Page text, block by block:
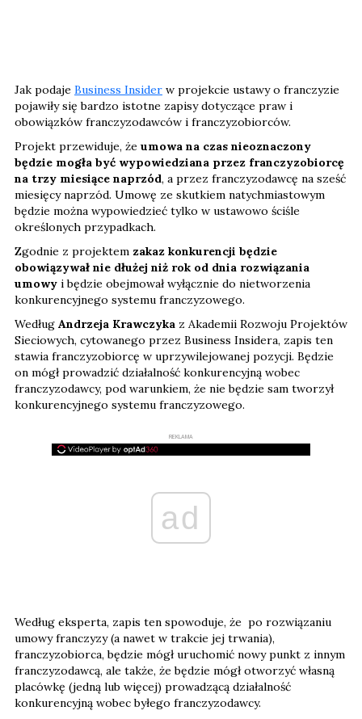
Jak podaje Business Insider w projekcie ustawy o franczyzie
pojawiły się bardzo istotne zapisy dotyczące praw i
obowiązków franczyzodawców i franczyzobiorców.
Projekt przewiduje, że umowa na czas nieoznaczony
będzie mogła być wypowiedziana przez franczyzobiorcę
na trzy miesiące naprzód, a przez franczyzodawcę na sześć
miesięcy naprzód. Umowę ze skutkiem natychmiastowym
będzie można wypowiedzieć tylko w ustawowo ściśle
określonych przypadkach.
Zgodnie z projektem zakaz konkurencji będzie
obowiązywał nie dłużej niż rok od dnia rozwiązania
umowy i będzie obejmował wyłącznie do nietworzenia
konkurencyjnego systemu franczyzowego.
Według Andrzeja Krawczyka z Akademii Rozwoju Projektów
Sieciowych, cytowanego przez Business Insidera, zapis ten
stawia franczyzobiorcę w uprzywilejowanej pozycji. Będzie
on mógł prowadzić działalność konkurencyjną wobec
franczyzodawcy, pod warunkiem, że nie będzie sam tworzył
konkurencyjnego systemu franczyzowego.
REKLAMA
ad
Według eksperta, zapis ten spowoduje, że po rozwiązaniu
umowy franczyzy (a nawet w trakcie jej trwania),
franczyzobiorca, będzie mógł uruchomić nowy punkt z innym
franczyzodawcą, ale także, że będzie mógł otworzyć własną
placówkę (jedną lub więcej) prowadzącą działalność
konkurencyjną wobec byłego franczyzodawcy.